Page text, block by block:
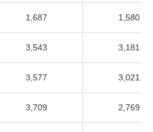
1,687 1,580
3,543 3,181
3,577 3,021
3,709 2,769